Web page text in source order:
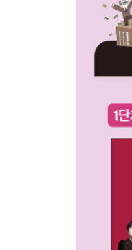
1주택+분
다주택+분
오피스텔
04 보유 및
8.2 부동산
2017년 8
2025년 취
05 다주택
06 2년 보